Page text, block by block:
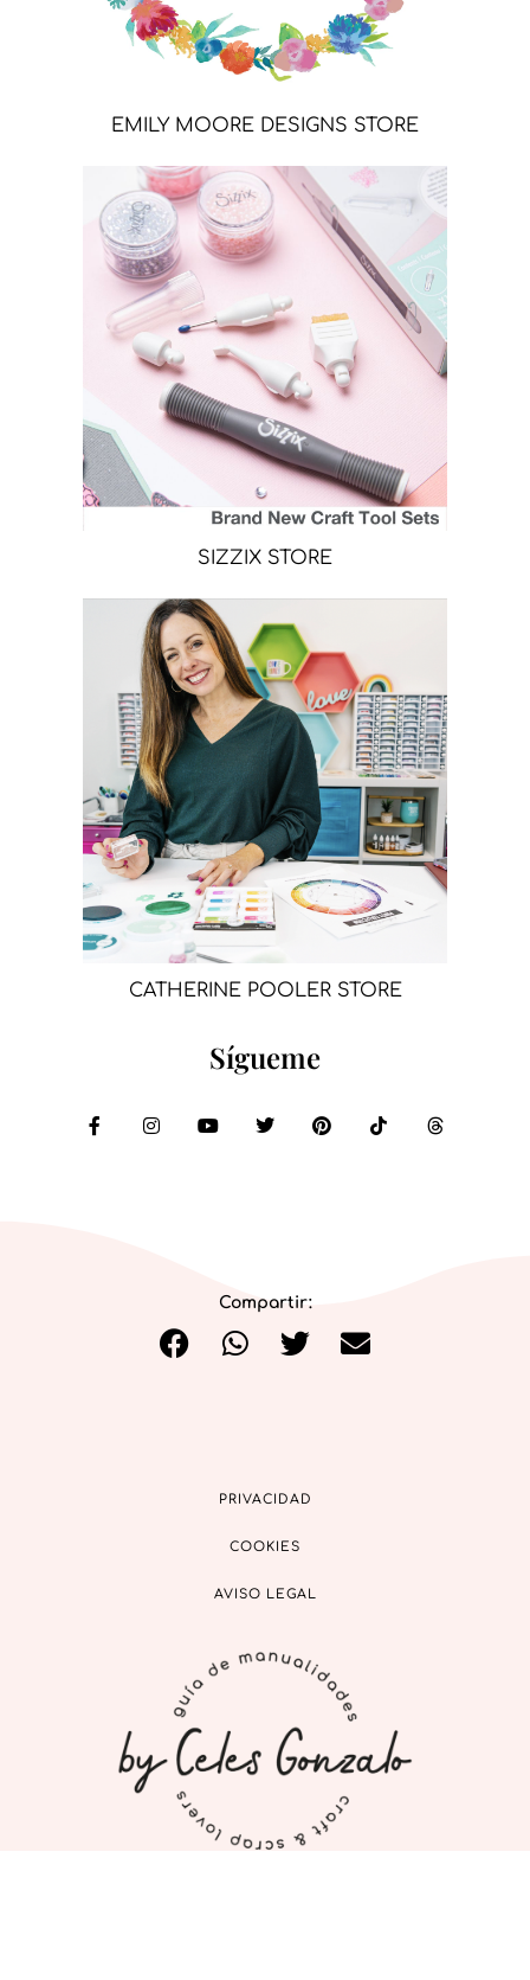
EMILY MOORE DESIGNS STORE
SIZZIX STORE
CATHERINE POOLER STORE
Sígueme
Compartir:
PRIVACIDAD
COOKIES
AVISO LEGAL